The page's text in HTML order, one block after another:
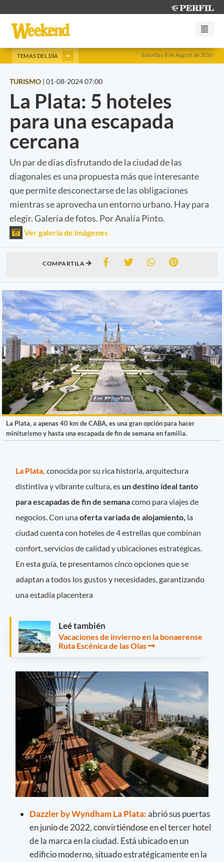
Saturday 8 de August de 2026
TEMAS DEL DÍA
TURISMO | 01-08-2024 07:00
La Plata: 5 hoteles
para una escapada
cercana
Un par de días disfrutando de la ciudad de las
diagonales es una propuesta más que interesante
que permite desconectarse de las obligaciones
mientras se aprovecha un entorno urbano. Hay para
elegir. Galería de fotos. Por Analía Pinto.
Ver galería de imágenes
COMPARTILA
La Plata, a apenas 40 km de CABA, es una gran opción para hacer
miniturismo y hasta una escapada de fin de semana en familia.
La Plata,conocida por su rica historia, arquitectura
distintiva y vibrante cultura, es un destino ideal tanto
para escapadas de fin de semanacomo para viajes de
negocios. Con unaoferta variada de alojamiento, la
ciudad cuenta con hoteles de 4 estrellas que combinan
confort, servicios de calidad y ubicaciones estratégicas.
En esta guía, te presentamos cinco opciones que se
adaptan a todos los gustos y necesidades, garantizando
una estadía placentera
Leé también
Vacaciones de invierno en la bonaerense
Ruta Escénica de las Olas
Dazzler by Wyndham La Plata:abrió sus puertas
en junio de 2022, convirtiéndose en el tercer hotel
de la marca en la ciudad. Está ubicado en un
edificio moderno, situado estratégicamente en la